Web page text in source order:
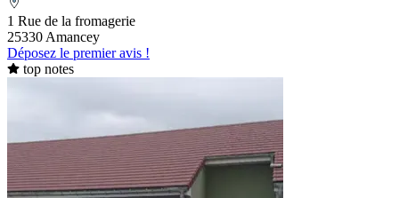
1 Rue de la fromagerie
25330 Amancey
Déposez le premier avis !
top notes